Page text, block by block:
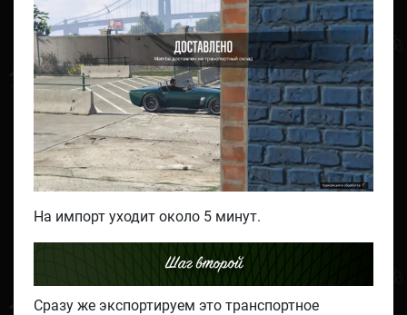
На импорт уходит около 5 минут.
Шаг второй
Сразу же экспортируем это транспортное